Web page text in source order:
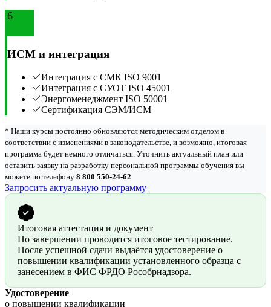
6
ИСМ и интеграция
Интеграция с СМК ISO 9001
Интеграция с СУОТ ISO 45001
Энергоменеджмент ISO 50001
Сертификация СЭМ/ИСМ
* Наши курсы постоянно обновляются методическим отделом в
соответствии с изменениями в законодательстве, и возможно, итоговая
программа будет немного отличаться. Уточнить актуальный план или
оставить заявку на разработку персональной программы обучения вы
можете по телефону 8 800 550-24-62
Запросить актуальную программу
Итоговая аттестация и документ
По завершении проводится итоговое тестирование.
После успешной сдачи выдаётся удостоверение о
повышении квалификации установленного образца с
занесением в ФИС ФРДО Рособрнадзора.
Удостоверение
о повышении квалификации